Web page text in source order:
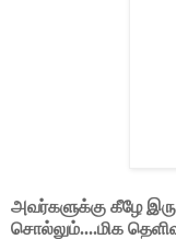
அவர்களுக்கு கீழே
சொல்லும்....மிக